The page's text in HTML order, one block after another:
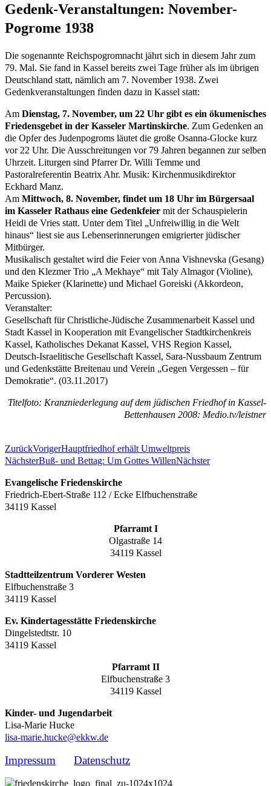
Gedenk-Veranstaltungen: November-
Pogrome 1938
Die sogenannte Reichspogromnacht jährt sich in diesem Jahr zum
79. Mal. Sie fand in Kassel bereits zwei Tage früher als im übrigen
Deutschland statt, nämlich am 7. November 1938. Zwei
Gedenkveranstaltungen finden dazu in Kassel statt:
Am Dienstag, 7. November, um 22 Uhr gibt es ein ökumenisches
Friedensgebet in der Kasseler Martinskirche. Zum Gedenken an
die Opfer des Judenpogroms läutet die große Osanna-Glocke kurz
vor 22 Uhr. Die Ausschreitungen vor 79 Jahren begannen zur selben
Uhrzeit. Liturgen sind Pfarrer Dr. Willi Temme und
Pastoralreferentin Beatrix Ahr. Musik: Kirchenmusikdirektor
Eckhard Manz.
Am Mittwoch, 8. November, findet um 18 Uhr im Bürgersaal
im Kasseler Rathaus eine Gedenkfeier mit der Schauspielerin
Heidi de Vries statt. Unter dem Titel „Unfreiwillig in die Welt
hinaus“ liest sie aus Lebenserinnerungen emigrierter jüdischer
Mitbürger.
Musikalisch gestaltet wird die Feier von Anna Vishnevska (Gesang)
und den Klezmer Trio „A Mekhaye“ mit Taly Almagor (Violine),
Maike Spieker (Klarinette) und Michael Goreiski (Akkordeon,
Percussion).
Veranstalter:
Gesellschaft für Christliche-Jüdische Zusammenarbeit Kassel und
Stadt Kassel in Kooperation mit Evangelischer Stadtkirchenkreis
Kassel, Katholisches Dekanat Kassel, VHS Region Kassel,
Deutsch-Israelitische Gesellschaft Kassel, Sara-Nussbaum Zentrum
und Gedenkstätte Breitenau und Verein „Gegen Vergessen – für
Demokratie“. (03.11.2017)
Titelfoto: Kranzniederlegung auf dem jüdischen Friedhof in Kassel-
Bettenhausen 2008: Medio.tv/leistner
ZurückVorigerHauptfriedhof erhält Umweltpreis
NächsterBuß- und Bettag: Um Gottes WillenNächster
Evangelische Friedenskirche
Friedrich-Ebert-Straße 112 / Ecke Elfbuchenstraße
34119 Kassel
Pfarramt I
Olgastraße 14
34119 Kassel
Stadtteilzentrum Vorderer Westen
Elfbuchenstraße 3
34119 Kassel
Ev. Kindertagesstätte Friedenskirche
Dingelstedtstr. 10
34119 Kassel
Pfarramt II
Elfbuchenstraße 3
34119 Kassel
Kinder- und Jugendarbeit
Lisa-Marie Hucke
lisa-marie.hucke@ekkw.de
Impressum Datenschutz